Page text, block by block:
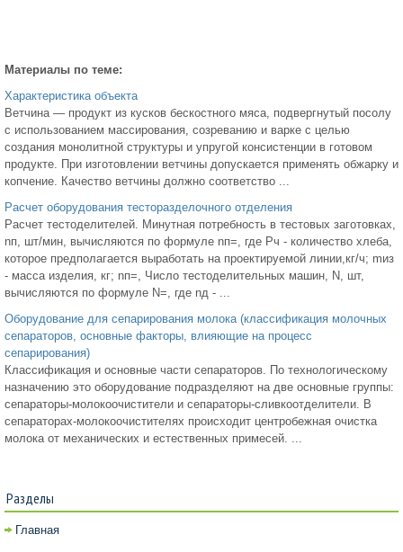
Материалы по теме:
Характеристика объекта
Ветчина — продукт из кусков бескостного мяса, подвергнутый посолу
с использованием массирования, созреванию и варке с целью
создания монолитной структуры и упругой консистенции в готовом
продукте. При изготовлении ветчины допускается применять обжарку и
копчение. Качество ветчины должно соответство ...
Расчет оборудования тесторазделочного отделения
Расчет тестоделителей. Минутная потребность в тестовых заготовках,
nп, шт/мин, вычисляются по формуле nп=, где Pч - количество хлеба,
которое предполагается выработать на проектируемой линии,кг/ч; mиз
- масса изделия, кг; nп=, Число тестоделительных машин, N, шт,
вычисляются по формуле N=, где nд - ...
Оборудование для сепарирования молока (классификация молочных
сепараторов, основные факторы, влияющие на процесс
сепарирования)
Классификация и основные части сепараторов. По технологическому
назначению это оборудование подразделяют на две основные группы:
сепараторы-молокоочистители и сепараторы-сливкоотделители. В
сепараторах-молокоочистителях происходит центробежная очистка
молока от механических и естественных примесей. ...
Разделы
Главная